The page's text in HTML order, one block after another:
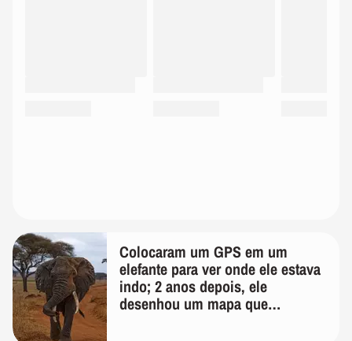
Colocaram um GPS em um
elefante para ver onde ele estava
indo; 2 anos depois, ele
desenhou um mapa que